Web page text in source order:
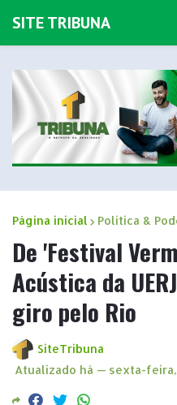
SITE TRIBUNA
Página inicial Politica &
De 'Festival
Acústica da
giro pelo Rio
SiteTribuna
Atualizado há — sexta-feira,